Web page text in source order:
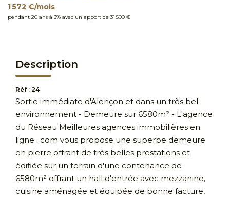
1 572 €/mois
pendant 20 ans à 3% avec un apport de 31 500 €
Description
Réf : 24
Sortie immédiate d'Alençon et dans un très bel
environnement - Demeure sur 6580m² - L'agence
du Réseau Meilleures agences immobilières en
ligne . com vous propose une superbe demeure
en pierre offrant de très belles prestations et
édifiée sur un terrain d'une contenance de
6580m² offrant un hall d'entrée avec mezzanine,
cuisine aménagée et équipée de bonne facture,